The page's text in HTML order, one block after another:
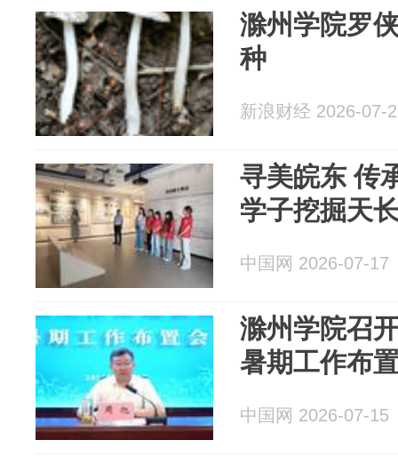
滁州学院罗
种
新浪财经 2026-07-
寻美皖东
学子挖掘天
中国网 2026-07-17
滁州学院召
暑期工作布
中国网 2026-07-15